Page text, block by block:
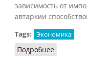
зависимость от
автаркии
Tags:
Экономика
Подробнее